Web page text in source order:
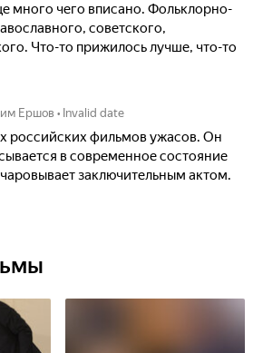
много чего вписано. Фольклорно-
советского,
Что-то прижилось лучше, что-то
Ершов • Invalid date
российских фильмов ужасов. Он
в современное состояние
заключительным актом.